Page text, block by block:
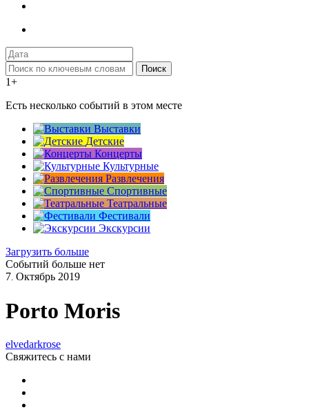
Поиск
1+
Есть несколько событий в этом месте
Выставки
Детские
Концерты
Культурные
Развлечения
Спортивные
Театральные
Фестивали
Экскурсии
Загрузить больше
Событий больше нет
7. Октябрь 2019
Porto Moris
elvedarkrose
Свяжитесь с нами